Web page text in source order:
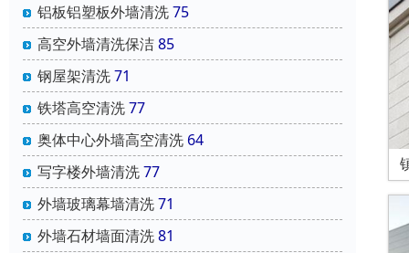
铝板铝塑板外墙清洗75
高空外墙清洗保洁85
钢屋架清洗71
铁塔高空清洗77
奥体中心外墙高空清洗 64
写字楼外墙清洗77
外墙玻璃幕墙清洗71
外墙石材墙面清洗81